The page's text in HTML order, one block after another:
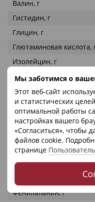
Мы заботимся о
Этот веб-сайт
и статистических
оптимальной работы
настройках вашего
«Согласиться», чтобы
файлов cookie.
странице
Валин, г
Гистидин, г
Глицин, г
Глютаминовая кислота,
Изолейцин, г
Лейцин, г
Лизин, г
Метионин, г
Пролин, г
Серин, г
Тирозин, г
Треонин, г
Фенилаланин, г